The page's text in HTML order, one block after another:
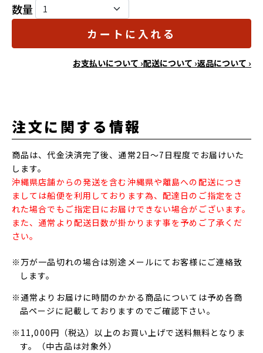
数量
カートに入れる
お支払いについて ›配送について ›返品について ›
注文に関する情報
商品は、代金決済完了後、通常2日～7日程度でお届けいた
します。
沖縄県店舗からの発送を含む沖縄県や離島への配送につき
ましては船便を利用しております為、配達日のご指定をさ
れた場合でもご指定日にお届けできない場合がございます。
また、通常より配送日数が掛かります事を予めご了承くだ
さい。
※万が一品切れの場合は別途メールにてお客様にご連絡致
します。
※通常よりお届けに時間のかかる商品については予め各商
品ページに記載しておりますのでご確認下さい。
※11,000円（税込）以上のお買い上げで送料無料となりま
す。（中古品は対象外）